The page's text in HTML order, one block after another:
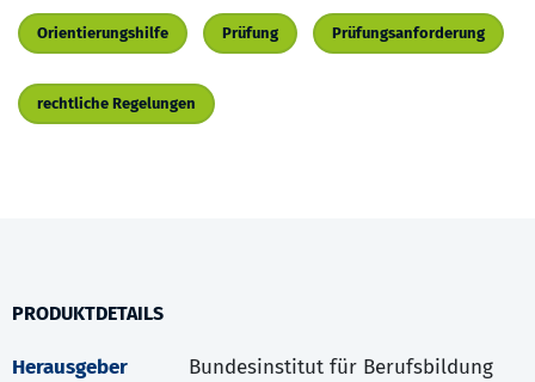
Orientierungshilfe Prüfung Prüfungsanforderung
rechtliche Regelungen
PRODUKTDETAILS
Herausgeber
Bundesinstitut für Berufsbildung